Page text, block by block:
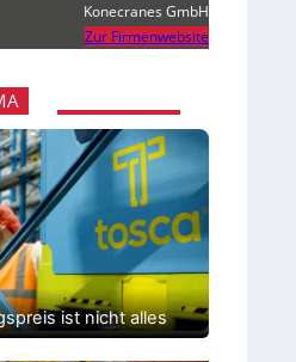
Konecranes GmbH
Zur Firmenwebsite
ist nicht alles